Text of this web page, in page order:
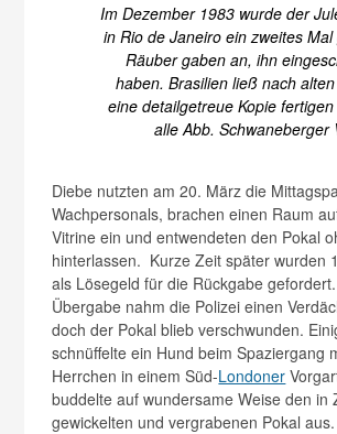
Im Dezember 1983 wurde der
in Rio de Janeiro ein zweites
Räuber gaben an, ihn
haben. Brasilien ließ nach
eine detailgetreue Kopie
alle Abb. Schwaneberger
Diebe nutzten am 20. März die
Wachpersonals, brachen einen Raum
Vitrine ein und entwendeten den Pokal
hinterlassen. Kurze Zeit später wurden
als Lösegeld für die Rückgabe
Übergabe nahm die Polizei einen
doch der Pokal blieb verschwunden.
schnüffelte ein Hund beim Spaziergang
Herrchen in einem Süd-Londoner
buddelte auf wundersame Weise den in
gewickelten und vergrabenen Pokal aus.